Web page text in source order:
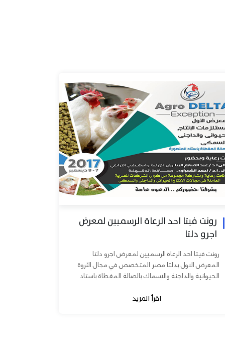
رونت فيتا احد الرعاة الرسميين لمعرض
اجرو دلتا
رونت فيتا احد الرعاة الرسميين لمعرض اجرو دلتا
المعرض الاول بدلتا مصر المتخصص في مجال الثروة
الحيوانية والداجنة والاسماك بالصالة المغطاة باستاد
اقرأ المزيد